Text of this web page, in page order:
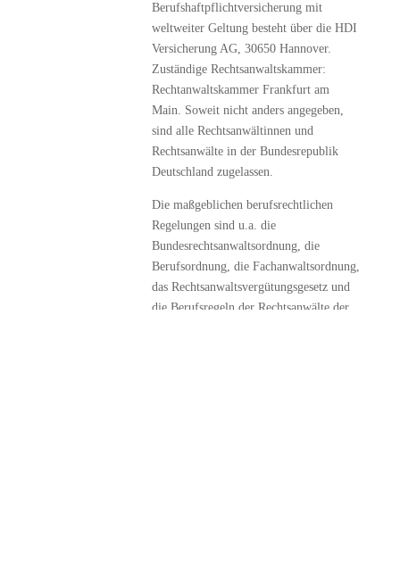
Berufshaftpflichtversicherung mit
weltweiter Geltung besteht über die HDI
Versicherung AG, 30650 Hannover.
Zuständige Rechtsanwaltskammer:
Rechtanwaltskammer Frankfurt am
Main. Soweit nicht anders angegeben,
sind alle Rechtsanwältinnen und
Rechtsanwälte in der Bundesrepublik
Deutschland zugelassen.
Die maßgeblichen berufsrechtlichen
Regelungen sind u.a. die
Bundesrechtsanwaltsordnung, die
Berufsordnung, die Fachanwaltsordnung,
das Rechtsanwaltsvergütungsgesetz und
die Berufsregeln der Rechtsanwälte der